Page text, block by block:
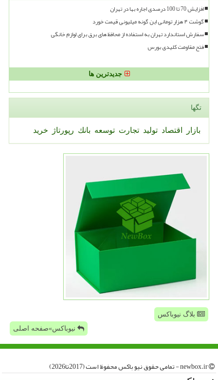
افزایش 70 تا 100 درصدی اجاره بها در تهران
گوشت ۴ هزار تومانی این گونه میلیونی قیمت خورد
سفارش استاندارد تهران به استفاده از محافظ های برق برای لوازم خانگی
فتح مقاومت کلیدی بورس
جدیدترین ها
تگها
بازار اقتصاد تولید تجارت توسعه بانك رپورتاژ خرید
بلاگ نیوباکس
نیوباکس»صفحه اصلی